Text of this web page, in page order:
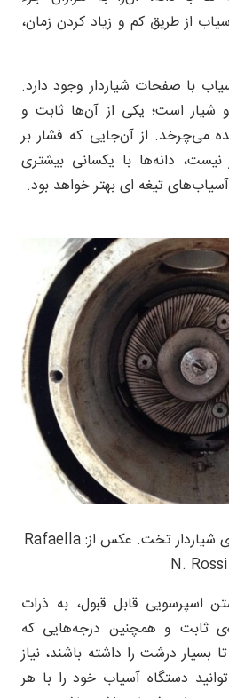
از طریق کم و زیاد کردن زمان،
با صفحات شیاردار وجود دارد.
شیار است؛ یکی از آن‌ها ثابت و
می‌چرخد. از آن‌جایی که فشار بر
دانه‌ها با یکسانی بیشتری
تیغه ای بهتر خواهد بود.
درون یک آسیاب صفحه ای شیاردار تخت. عکس از: Rafaella
N. Rossi
اسپرسویی قابل قبول، به ذرات
ثابت و همچنین درجه‌هایی که
بسیار درشت را داشته باشند، نیاز
دستگاه آسیاب خود را با هر